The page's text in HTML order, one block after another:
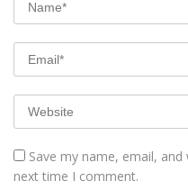
Save my name, email,
next time I comment.